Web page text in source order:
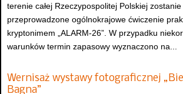
terenie całej Rzeczypospolitej Polskiej zostanie
przeprowadzone ogólnokrajowe ćwiczenie
kryptonimem „ALARM-26”. W przypadku
warunków termin zapasowy wyznaczono na...
Wernisaż wystawy fotograficznej
Bagna”